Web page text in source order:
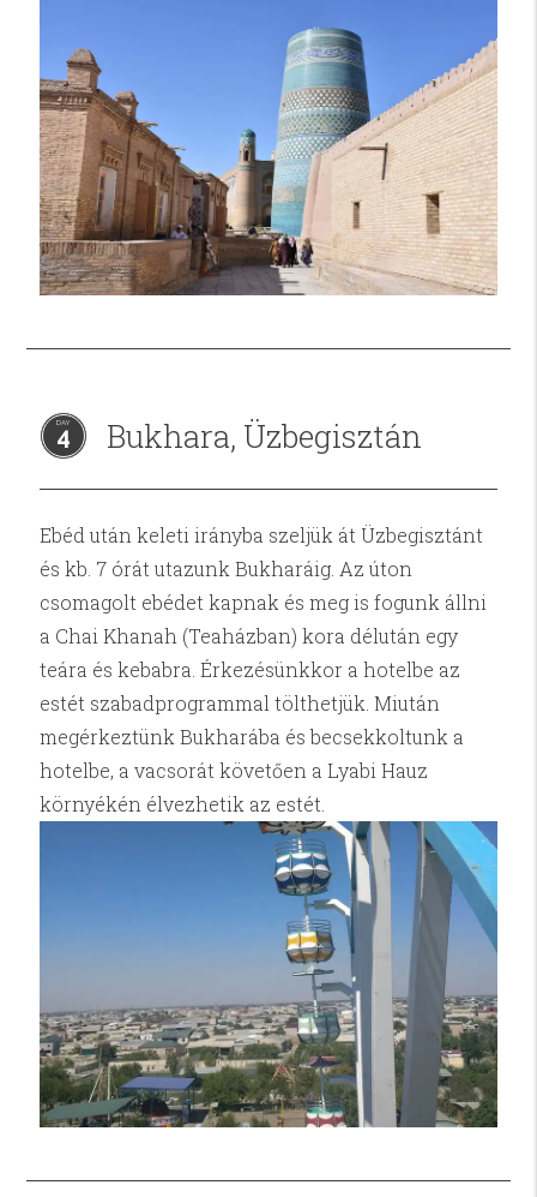
4 Bukhara, Üzbegisztán
Ebéd után keleti irányba szeljük át Üzbegisztánt
és kb. 7 órát utazunk Bukharáig. Az úton
csomagolt ebédet kapnak és meg is fogunk állni
a Chai Khanah (Teaházban) kora délután egy
teára és kebabra. Érkezésünkkor a hotelbe az
estét szabadprogrammal tölthetjük. Miután
megérkeztünk Bukharába és becsekkoltunk a
hotelbe, a vacsorát követően a Lyabi Hauz
környékén élvezhetik az estét.